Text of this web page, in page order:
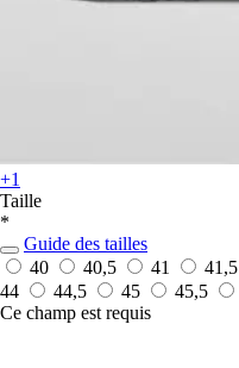
+1
Taille
*
Guide des tailles
40
40,5 41 41,5
44
44,5 45 45,5
Ce champ est requis